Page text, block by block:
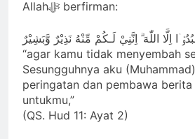
Allahﷻ berfirman:
“agar kamu tidak menyembah
Sesungguhnya aku
peringatan dan pembawa
untukmu,”
(QS. Hud 11: Ayat 2)